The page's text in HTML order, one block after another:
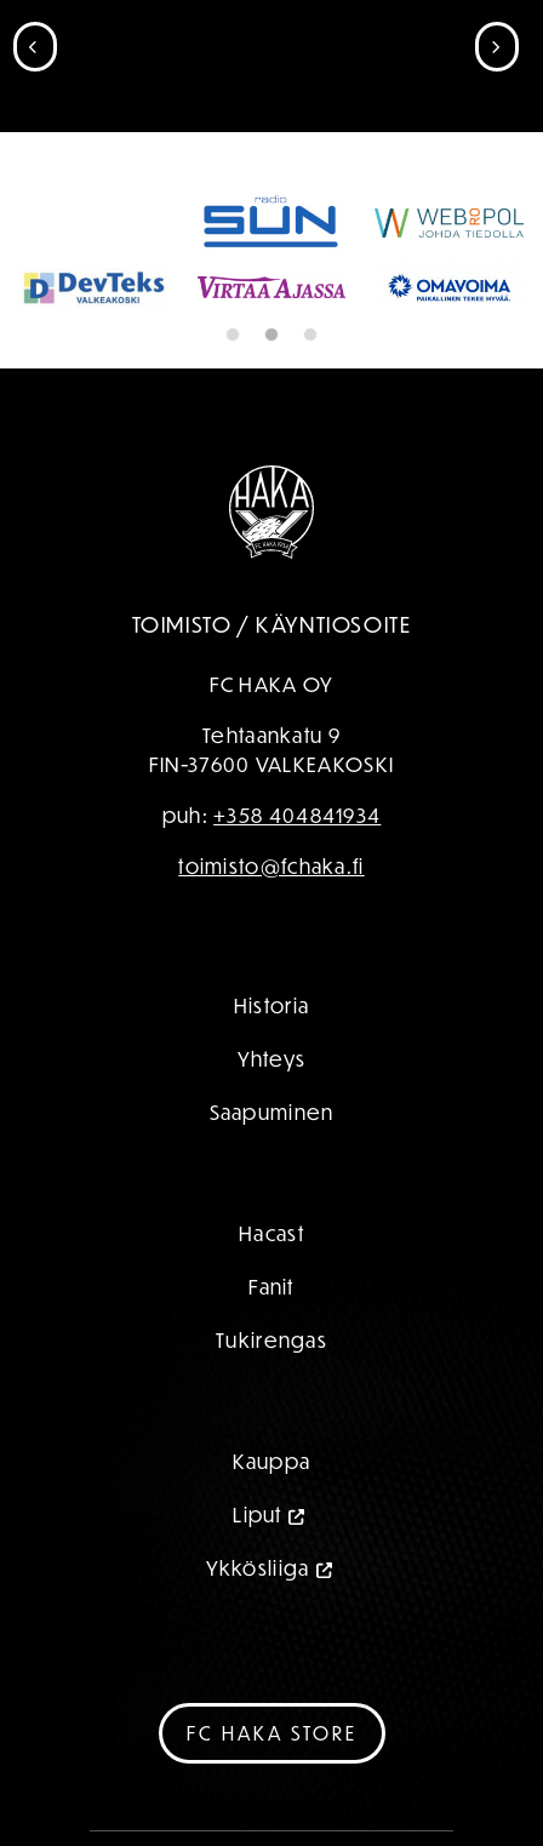
SIIRRY EDELLISEEN
TOIMISTO / KÄYNTIOSOITE
FC HAKA OY
Tehtaankatu 9
FIN-37600 VALKEAKOSKI
puh:+358 404841934
toimisto@fchaka.fi
Historia
Yhteys
Saapuminen
Hacast
Fanit
Tukirengas
Kauppa
Liput
Ykkösliiga
FC HAKA STORE